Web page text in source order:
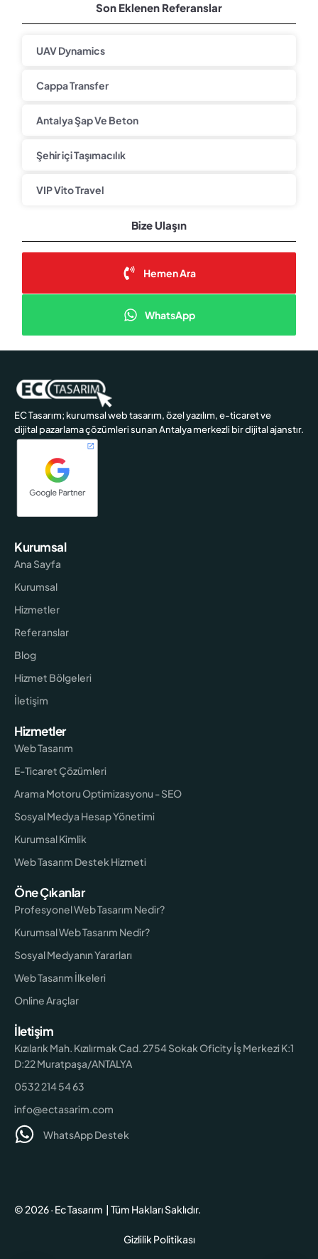
Son Eklenen Referanslar
UAV Dynamics
Cappa Transfer
Antalya Şap Ve Beton
Şehir içi Taşımacılık
VIP Vito Travel
Bize Ulaşın
Hemen Ara
WhatsApp
EC Tasarım; kurumsal web tasarım, özel yazılım, e-ticaret ve
dijital pazarlama çözümleri sunan Antalya merkezli bir dijital ajanstır.
Kurumsal
Ana Sayfa
Kurumsal
Hizmetler
Referanslar
Blog
Hizmet Bölgeleri
İletişim
Hizmetler
Web Tasarım
E-Ticaret Çözümleri
Arama Motoru Optimizasyonu - SEO
Sosyal Medya Hesap Yönetimi
Kurumsal Kimlik
Web Tasarım Destek Hizmeti
Öne Çıkanlar
Profesyonel Web Tasarım Nedir?
Kurumsal Web Tasarım Nedir?
Sosyal Medyanın Yararları
Web Tasarım İlkeleri
Online Araçlar
İletişim
Kızılarık Mah. Kızılırmak Cad. 2754 Sokak Oficity İş Merkezi K:1
D:22 Muratpaşa/ANTALYA
0532 214 54 63
info@ectasarim.com
WhatsApp Destek
© 2026 · Ec Tasarım | Tüm Hakları Saklıdır.
Gizlilik Politikası